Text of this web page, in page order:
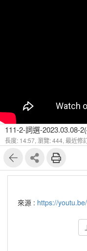
111-2-詞選-2023.03.08-
長度: 14:57, 瀏覽: 444, 最近修
來源 : https://